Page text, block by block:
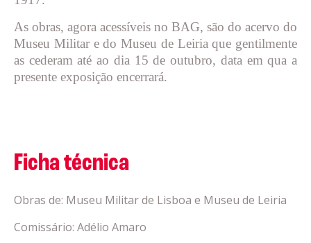
As obras, agora acessíveis no BAG, são do acervo do
Museu Militar e do Museu de Leiria que gentilmente
as cederam até ao dia 15 de outubro, data em qua a
presente exposição encerrará.
Ficha técnica
Obras de: Museu Militar de Lisboa e Museu de Leiria
Comissário: Adélio Amaro